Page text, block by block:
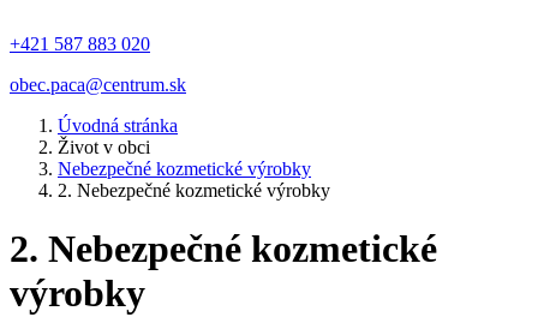
+421 587 883 020
obec.paca@centrum.sk
Úvodná stránka
Život v obci
Nebezpečné kozmetické výrobky
2. Nebezpečné kozmetické výrobky
2. Nebezpečné kozmetické
výrobky